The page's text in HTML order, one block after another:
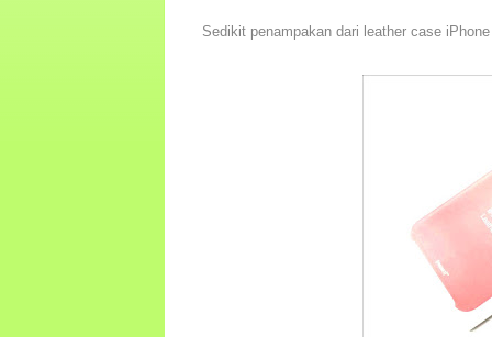
Sedikit penampakan dari leather case